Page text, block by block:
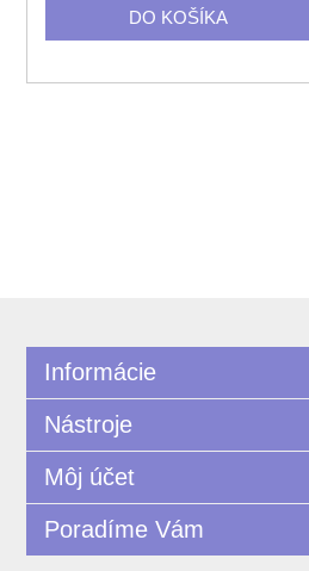
Informácie
Nástroje
Môj účet
Poradíme Vám